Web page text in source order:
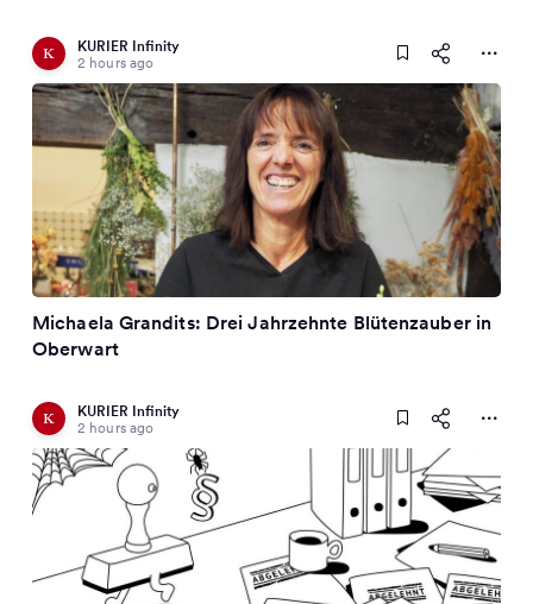
KURIER Infinity
2 hours ago
Michaela Grandits: Drei Jahrzehnte Blütenzauber in
Oberwart
KURIER Infinity
2 hours ago